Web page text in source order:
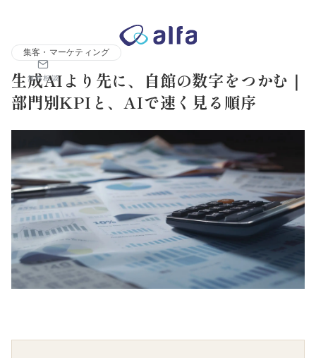
無料相談
株式会社アルファコンサルティング｜ホテル・旅館・観光業の事
集客・マーケティング
生成AIより先に、自館の数字をつかむ｜
部門別KPIと、AIで速く見る順序